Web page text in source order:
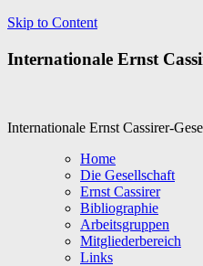
Skip to Content
Internationale Ernst
Internationale Ernst Cassirer-
Home
Die Gesellschaft
Ernst Cassirer
Bibliographie
Arbeitsgruppen
Mitgliederbereich
Links